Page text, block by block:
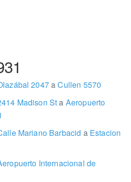
2047aCullen 5570
Madison Sta Aeropuerto
Mariano Barbacid aEstacion
Internacional de